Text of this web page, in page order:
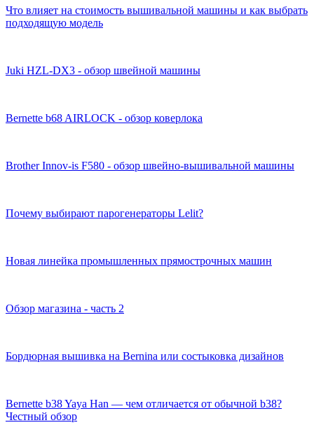
Что влияет на стоимость вышивальной машины и как выбрать
подходящую модель
Juki HZL-DX3 - обзор швейной машины
Bernette b68 AIRLOCK - обзор коверлока
Brother Innov-is F580 - обзор швейно-вышивальной машины
Почему выбирают парогенераторы Lelit?
Новая линейка промышленных прямострочных машин
Обзор магазина - часть 2
Бордюрная вышивка на Bernina или состыковка дизайнов
Bernette b38 Yaya Han — чем отличается от обычной b38?
Честный обзор